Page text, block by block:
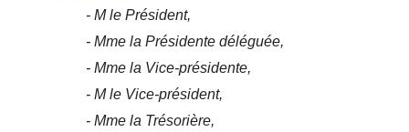
- M le Président,
- Mme la Présidente déléguée,
- Mme la Vice-présidente,
- M le Vice-président,
- Mme la Trésorière,